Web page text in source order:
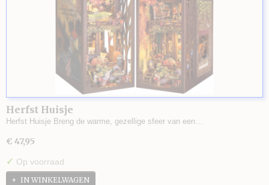
Herfst Huisje
Herfst Huisje Breng de warme, gezellige sfeer van een…
€ 47,95
✓ Op voorraad
IN WINKELWAGEN